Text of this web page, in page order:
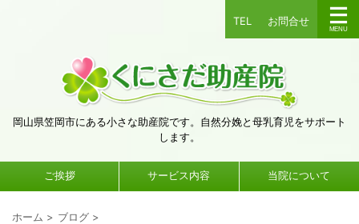
TEL お問合せ
岡山県笠岡市にある小さな助産院です。自然分娩と母乳育児をサポート
します。
ご挨拶 サービス内容 当院について
ホーム > ブログ >